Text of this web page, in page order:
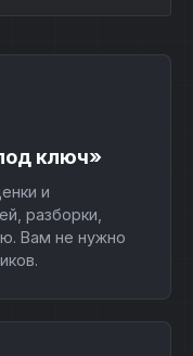
ключ»
и
разборки,
Вам не нужно